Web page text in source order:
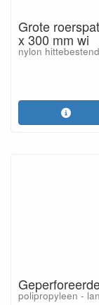
Grote
x 300 mm wi
nylon
polipropyleen -